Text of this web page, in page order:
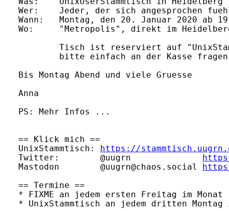
Wer:    Jeder, der sich angesprochen
Wann:   Montag, den 20. Januar 2020 ab
Wo:     "Metropolis", direkt im
Tisch ist reserviert auf
bitte einfach an der Kasse
Bis Montag Abend und viele Gruesse
Anna
PS: Mehr Infos ...
== Klick mich ==
UnixStammtisch:
https://
Twitter:        @uugrn
Mastodon        @uugrn@chaos.social
== Termine ==
* FIXME an jedem ersten Freitag im Monat
* UnixStammtisch an jedem dritten Montag